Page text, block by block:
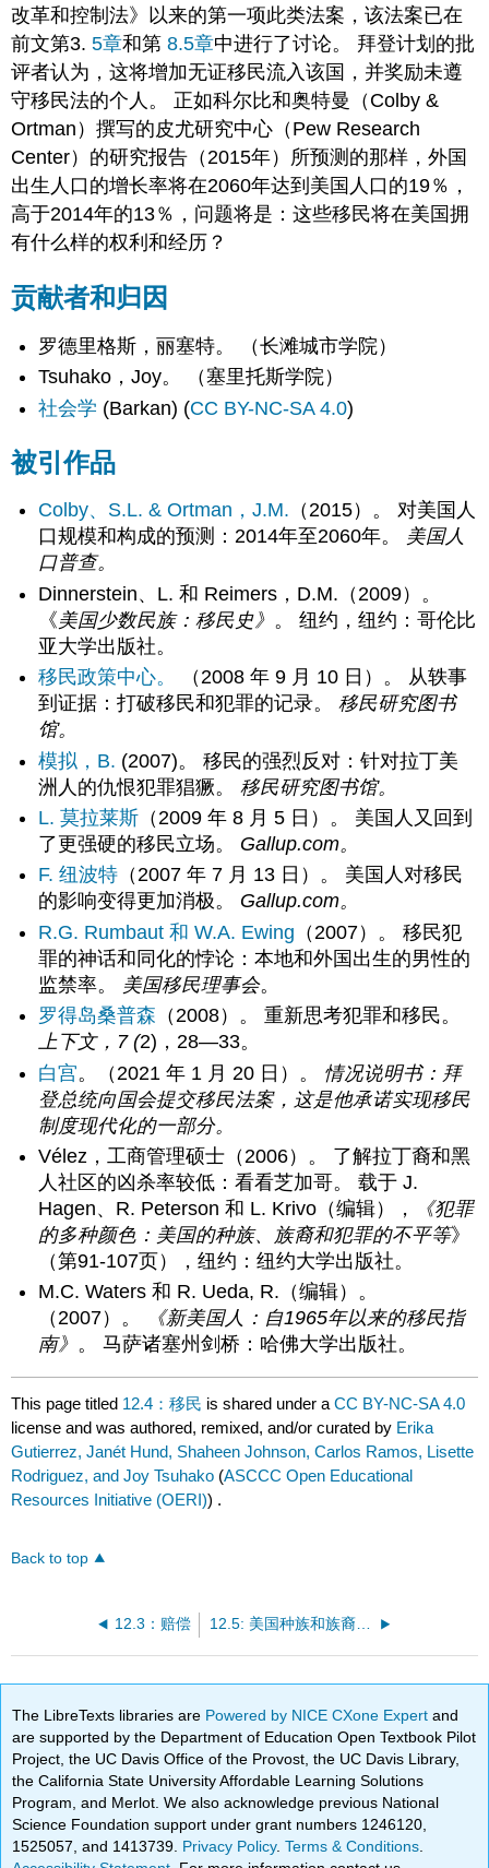
改革和控制法》以来的第一项此类法案，该法案已在
前文第3.5章和第8.5章中进行了讨论。 拜登计划的批
评者认为，这将增加无证移民流入该国，并奖励未遵
守移民法的个人。 正如科尔比和奥特曼（Colby &
Ortman）撰写的皮尤研究中心（Pew Research
Center）的研究报告（2015年）所预测的那样，外国
出生人口的增长率将在2060年达到美国人口的19％，
高于2014年的13％，问题将是：这些移民将在美国拥
有什么样的权利和经历？
贡献者和归因
罗德里格斯，丽塞特。 （长滩城市学院）
Tsuhako，Joy。 （塞里托斯学院）
社会学 (Barkan) (CC BY-NC-SA 4.0)
被引作品
Colby、S.L. & Ortman，J.M. （2015）。 对美国人
口规模和构成的预测：2014年至2060年。 美国人
口普查。
Dinnerstein、L. 和 Reimers，D.M.（2009）。
《美国少数民族：移民史》 。 纽约，纽约：哥伦比
亚大学出版社。
移民政策中心。
（2008 年 9 月 10 日）。 从轶事
到证据：打破移民和犯罪的记录。移民研究图书
馆。
模拟，B. (2007)。 移民的强烈反对：针对拉丁美
洲人的仇恨犯罪猖獗。移民研究图书馆。
L. 莫拉莱斯 （2009 年 8 月 5 日）。 美国人又回到
了更强硬的移民立场。 Gallup.com。
F. 纽波特 （2007 年 7 月 13 日）。 美国人对移民
的影响变得更加消极。 Gallup.com。
R.G. Rumbaut 和 W.A. Ewing （2007）。 移民犯
罪的神话和同化的悖论：本地和外国出生的男性的
监禁率。 美国移民理事会。
罗得岛桑普森 （2008）。 重新思考犯罪和移民。
上下文，7 (2)，28—33。
白宫。（2021 年 1 月 20 日）。 情况说明书：拜
登总统向国会提交移民法案，这是他承诺实现移民
制度现代化的一部分。
Vélez，工商管理硕士（2006）。 了解拉丁裔和黑
人社区的凶杀率较低：看看芝加哥。 载于 J.
Hagen、R. Peterson 和 L. Krivo（编辑），
《犯罪
的多种颜色：美国的种族、族裔和犯罪的不平等》
（第91-107页），纽约：纽约大学出版社。
M.C. Waters 和 R. Ueda, R.（编辑）。
（2007）。
《新美国人：自1965年以来的移民指
南》 。 马萨诸塞州剑桥：哈佛大学出版社。
This page titled 12.4：移民 is shared under aCC BY-NC-SA 4.0
license and was authored, remixed, and/or curated by Erika
Gutierrez, Janét Hund, Shaheen Johnson, Carlos Ramos, Lisette
Rodriguez, and Joy Tsuhako (ASCCC Open Educational
Resources Initiative (OERI)) .
Back to top
12.3：赔偿
The LibreTexts libraries are Powered by NICE CXone Expertand
are supported by the Department of Education Open Textbook Pilot
Project, the UC Davis Office of the Provost, the UC Davis Library,
the California State University Affordable Learning Solutions
Program, and Merlot. We also acknowledge previous National
Science Foundation support under grant numbers 1246120,
1525057, and 1413739. Privacy Policy.Terms & Conditions